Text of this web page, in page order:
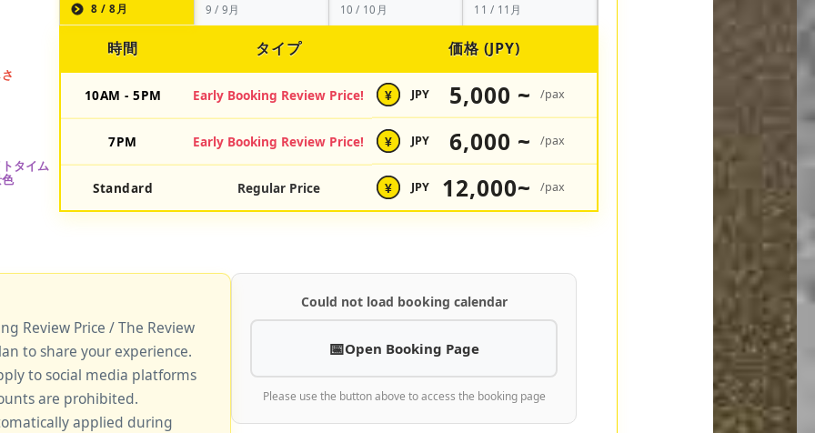
8 / 8月 9 / 9月 10 / 10月 11 / 11月
時間 タイプ 価格 (JPY)
10AM - 5PM Early Booking Review Price! ¥ JPY 5,000 ~ /pax
7PM Early Booking Review Price! ¥ JPY 6,000 ~ /pax
Standard Regular Price ¥ JPY 12,000~ /pax
Review Price / The Review
to share your experience.
to social media platforms
are prohibited.
applied during
Could not load booking calendar
Open Booking Page
Please use the button above to access the booking page